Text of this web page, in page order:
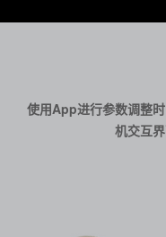
使用App进行参数调整
机交互